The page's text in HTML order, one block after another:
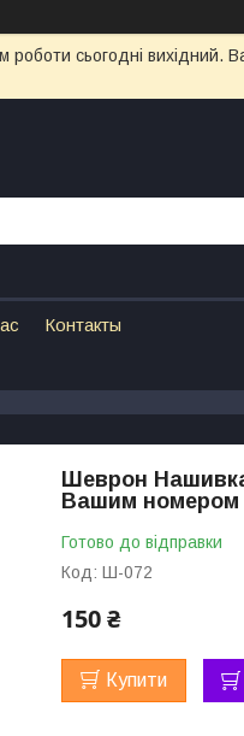
роботи сьогодні
Контакты
Шеврон
Вашим номером
Готово до відправки
Код: Ш-072
150 ₴
Купити